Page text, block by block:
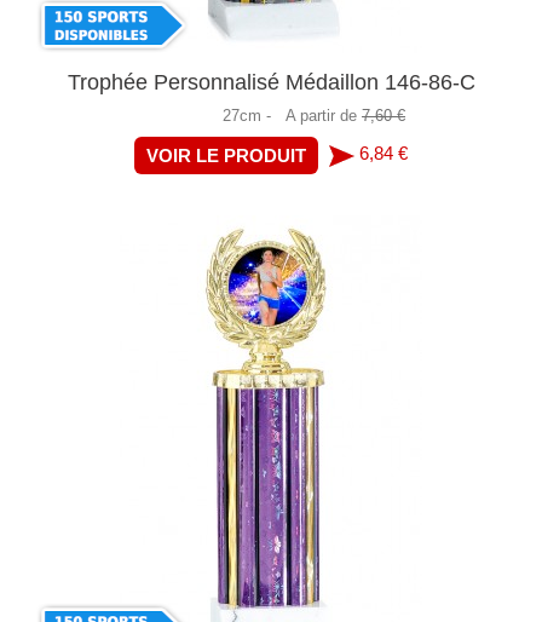
Trophée Personnalisé Médaillon 146-86-C
27cm - A partir de 7,60 €
VOIR LE PRODUIT 6,84 €